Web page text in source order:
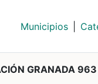
Municipios
GRANADA